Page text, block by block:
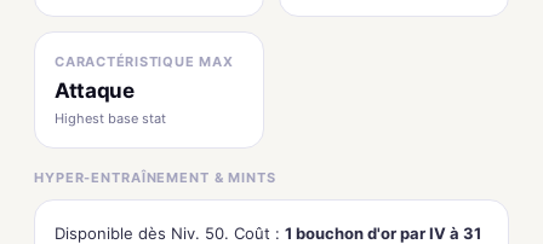
CARACTÉRISTIQUE MAX
Attaque
Highest base stat
HYPER-ENTRAÎNEMENT & MINTS
Disponible dès Niv. 50. Coût : 1 bouchon d'or par IV à 31